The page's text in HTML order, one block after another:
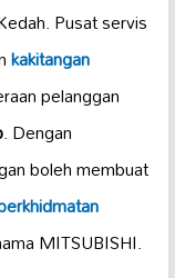
Pusat servis
kakitangan
pelanggan
. Dengan
boleh membuat
MITSUBISHI.